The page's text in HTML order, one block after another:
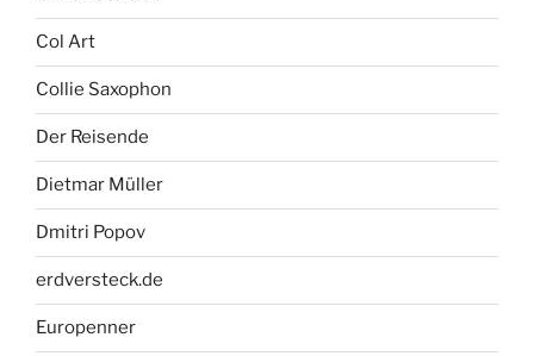
Col Art
Collie Saxophon
Der Reisende
Dietmar Müller
Dmitri Popov
erdversteck.de
Europenner